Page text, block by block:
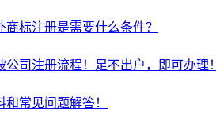
标注册是需要什么条件？
司注册流程！足不出户，即可办理！
常见问题解答！